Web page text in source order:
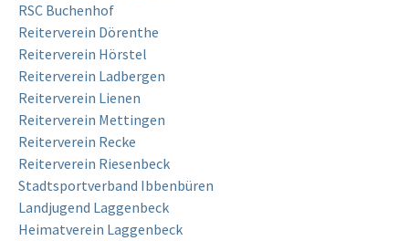
RSC Buchenhof
Reiterverein Dörenthe
Reiterverein Hörstel
Reiterverein Ladbergen
Reiterverein Lienen
Reiterverein Mettingen
Reiterverein Recke
Reiterverein Riesenbeck
Stadtsportverband Ibbenbüren
Landjugend Laggenbeck
Heimatverein Laggenbeck